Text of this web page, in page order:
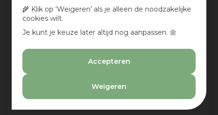
🌾 Klik op ‘Weigeren’ als je alleen de noodzakelijke
cookies wilt.
Je kunt je keuze later altijd nog aanpassen. 🌼
Accepteren
Weigeren
Deel een foto: